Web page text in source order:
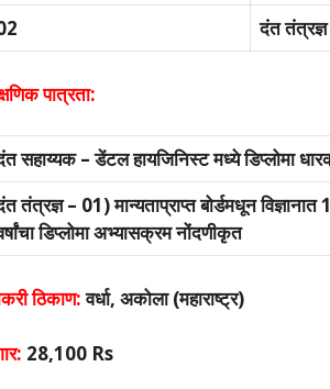
दंत तंत्रज्ञ
पात्रता:
सहाय्यक – डेंटल हायजिनिस्ट मध्ये डिप्लोमा
तंत्रज्ञ – 01) मान्यताप्राप्त बोर्डमधून
डिप्लोमा अभ्यासक्रम नोंदणीकृत
ठिकाण:वर्धा, अकोला (महाराष्ट्र)
28,100 Rs